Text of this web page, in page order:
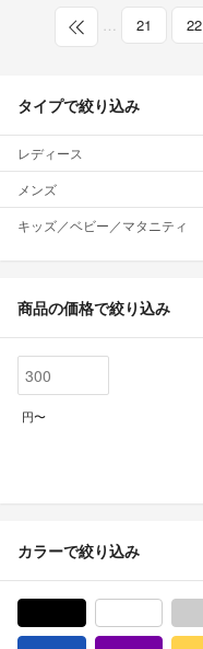
… 21 22
タイプで絞り込み
レディース
メンズ
キッズ／ベビー／マタニティ
商品の価格で絞り込み
円〜
カラーで絞り込み